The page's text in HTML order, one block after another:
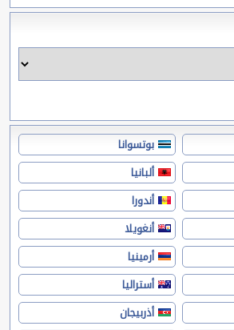
بوتسوانا
ألبانيا
أندورا
أنغويلا
أرمينيا
أستراليا
أذربيجان